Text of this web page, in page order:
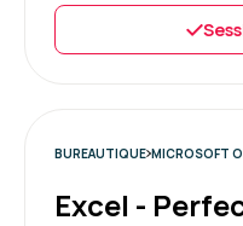
Sabrina B.
Formation : Word -
BUREAUTIQUE MICROSOFT
Excel -